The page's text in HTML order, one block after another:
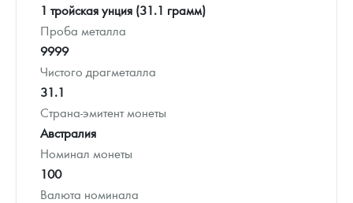
1 тройская унция (31.1 грамм)
Проба металла
9999
Чистого драгметалла
31.1
Страна-эмитент монеты
Австралия
Номинал монеты
100
Валюта номинала